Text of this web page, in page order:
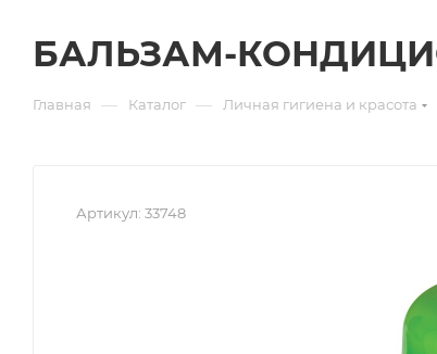
БАЛЬЗАМ-
Главная — Каталог — Личная гигиена и красота
Артикул: 33748